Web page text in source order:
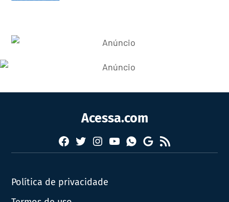
Acessa.com
Facebook
TwitterInstagram
YouTubeWhatsapp
Google
News
RSS
Política de privacidade